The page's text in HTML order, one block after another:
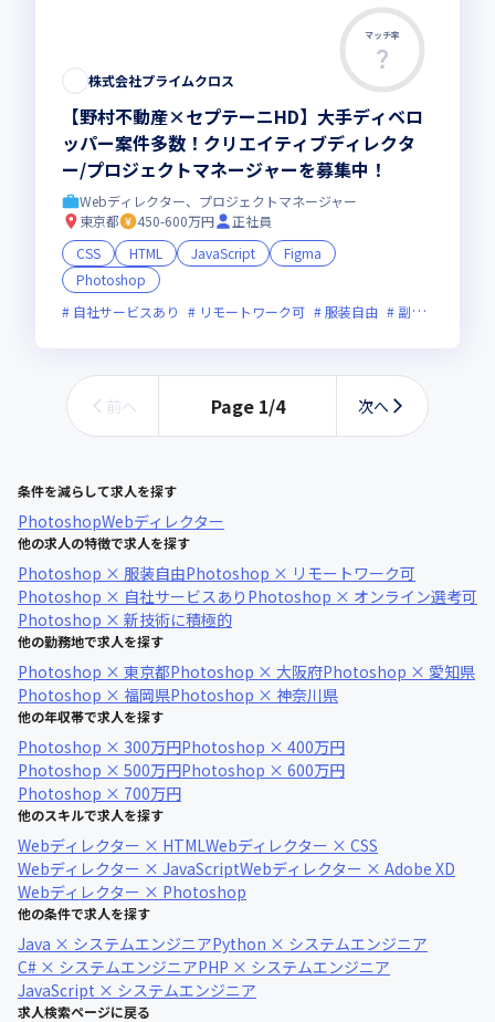
マッチ率
株式会社プライムクロス
【野村不動産×セプテーニHD】大手ディベロ
ッパー案件多数！クリエイティブディレクタ
ー/プロジェクトマネージャーを募集中！
Webディレクター、プロジェクトマネージャー
東京都
450-600万円
正社員
CSS
HTML JavaScript
Figma
Photoshop
自社サービスあり
リモートワーク可 服装自由 副業可
前へ Page 1/4 次へ
条件を減らして求人を探す
PhotoshopWebディレクター
他の求人の特徴で求人を探す
Photoshop × 服装自由Photoshop × リモートワーク可
Photoshop × 自社サービスあり Photoshop × オンライン選考可
Photoshop × 新技術に積極的
他の勤務地で求人を探す
Photoshop × 東京都Photoshop × 大阪府Photoshop × 愛知県
Photoshop × 福岡県Photoshop × 神奈川県
他の年収帯で求人を探す
Photoshop × 300万円Photoshop × 400万円
Photoshop × 500万円Photoshop × 600万円
Photoshop × 700万円
他のスキルで求人を探す
Webディレクター × HTMLWebディレクター × CSS
Webディレクター × JavaScriptWebディレクター × Adobe XD
Webディレクター × Photoshop
他の条件で求人を探す
Java × システムエンジニアPython × システムエンジニア
C# × システムエンジニアPHP × システムエンジニア
JavaScript × システムエンジニア
求人検索ページに戻る